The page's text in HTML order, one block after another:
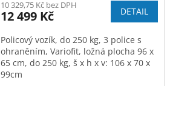
A
10 329,75 Kč bez DPH
12 499 Kč DETAIL
Policový vozík, do 250 kg, 3 police s
ohraněním, Variofit, ložná plocha 96 x
65 cm, do 250 kg, š x h x v: 106 x 70 x
99cm